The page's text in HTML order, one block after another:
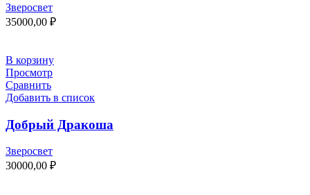
Зверосвет
35000,00 ₽
В корзину
Просмотр
Сравнить
Добавить в список
Добрый Дракоша
Зверосвет
30000,00 ₽